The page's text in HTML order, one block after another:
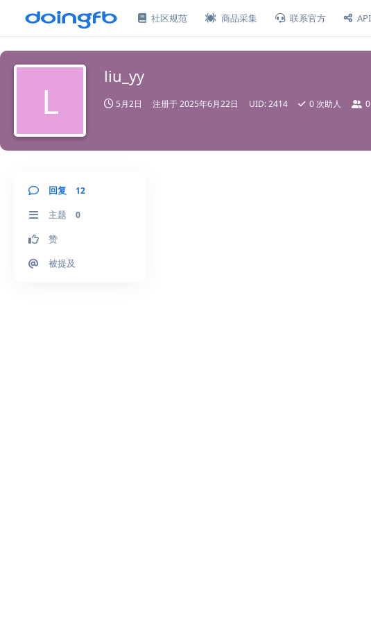
社区规范 商品采集 联系官方
L
liu_yy
5月2日 注册于2025年6月22日 UID:2414 0 次助人 0
回复 12
主题 0
赞
被提及